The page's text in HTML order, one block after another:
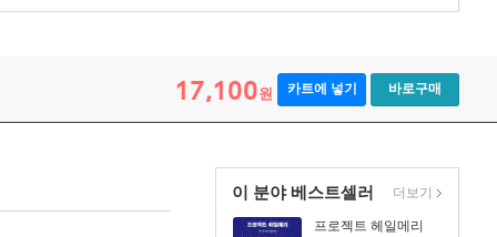
17,100원 카트에 넣기 바로구매
이 분야 베스트셀러
프로젝트 헤일메리
더보기